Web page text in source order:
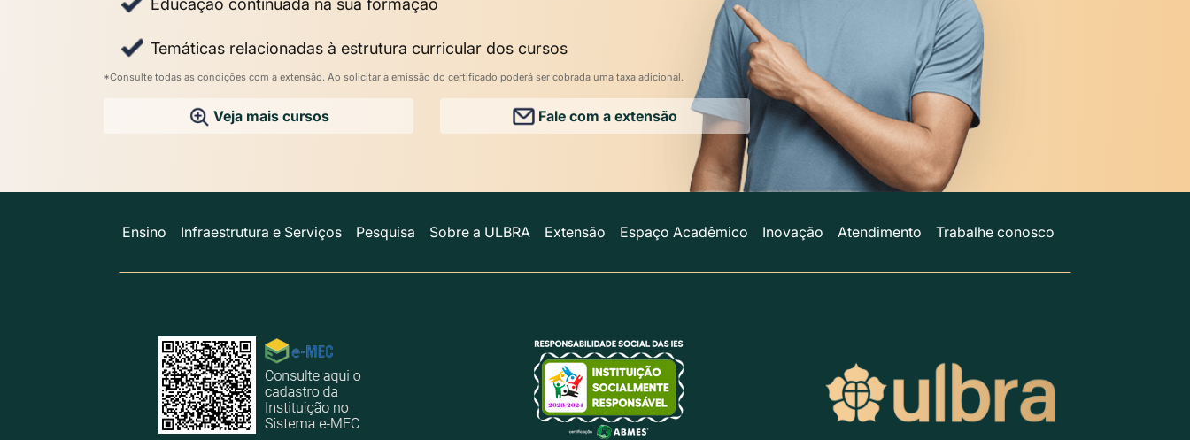
Educação continuada na sua formação
Temáticas relacionadas à estrutura curricular dos cursos
*Consulte todas as condições com a extensão. Ao solicitar a emissão do certificado poderá ser cobrada uma taxa adicional.
Veja mais cursos Fale com a extensão
Ensino Infraestrutura e Serviços Pesquisa Sobre a ULBRA Extensão Espaço Acadêmico Inovação Atendimento Trabalhe conosco